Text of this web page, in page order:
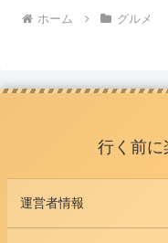
ホーム グルメ
行く前に
運営者情報